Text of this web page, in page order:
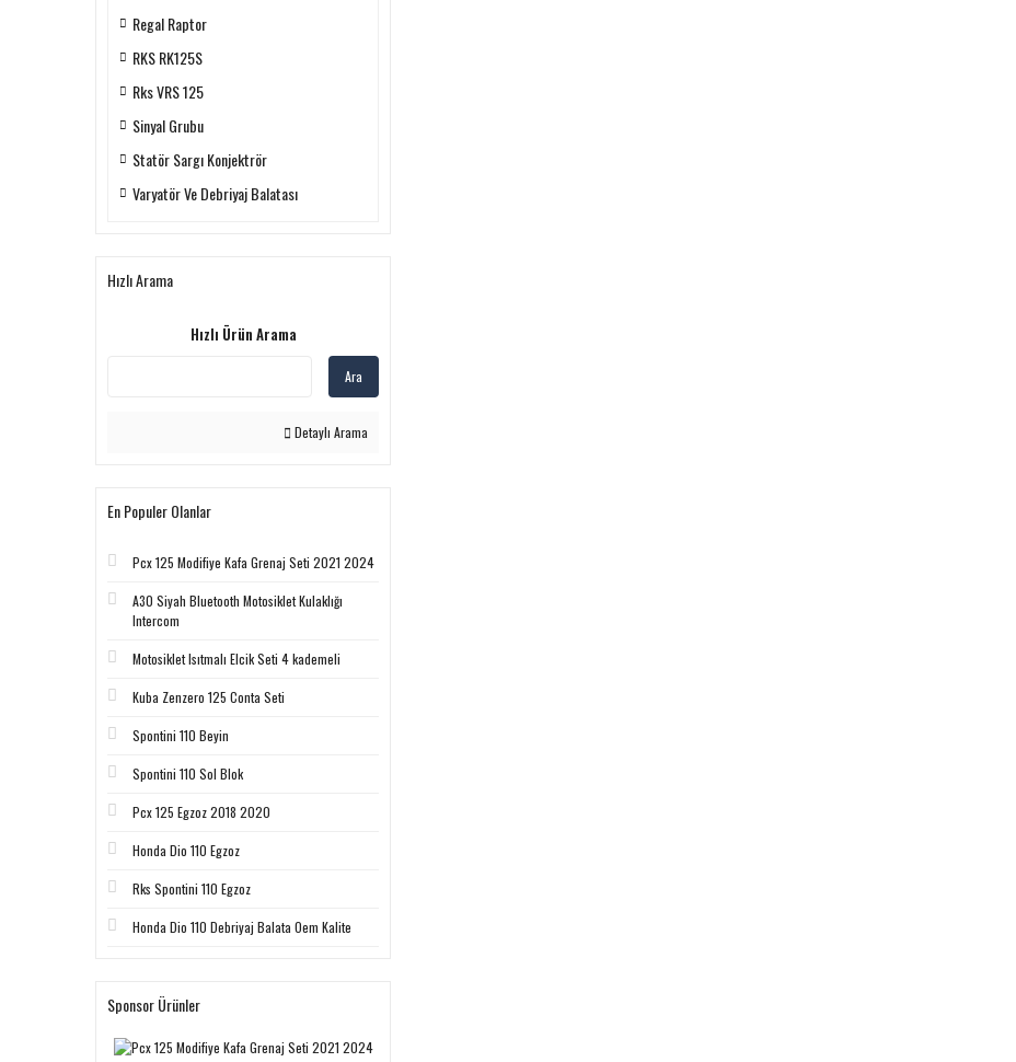
Regal Raptor
RKS RK125S
Rks VRS 125
Sinyal Grubu
Statör Sargı Konjektrör
Varyatör Ve Debriyaj Balatası
Hızlı Arama
Hızlı Ürün Arama
Ara
Detaylı Arama
En Populer Olanlar
Pcx 125 Modifiye Kafa Grenaj Seti 2021 2024
A30 Siyah Bluetooth Motosiklet Kulaklığı
Intercom
Motosiklet Isıtmalı Elcik Seti 4 kademeli
Kuba Zenzero 125 Conta Seti
Spontini 110 Beyin
Spontini 110 Sol Blok
Pcx 125 Egzoz 2018 2020
Honda Dio 110 Egzoz
Rks Spontini 110 Egzoz
Honda Dio 110 Debriyaj Balata Oem Kalite
Sponsor Ürünler